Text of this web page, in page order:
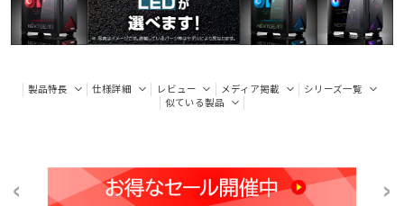
製品特長 仕様詳細 レビュー メディア掲載
シリーズ一覧
似ている製品